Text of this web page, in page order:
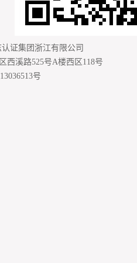
证集团浙江有限公司
西溪路525号A楼西区118号
号